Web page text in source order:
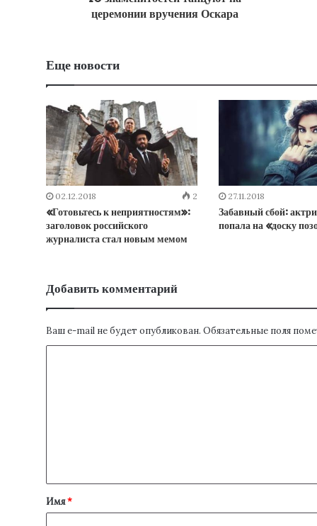
церемонии вручения Оскара
Еще новости
02.12.2018 2
«Готовьтесь к неприятностям»:
заголовок российского
журналиста стал новым мемом
27.11.2018
Забавный сбой:
попала на «доску
Добавить комментарий
Ваш e-mail не будет опубликован. Обязательные поля
Имя*